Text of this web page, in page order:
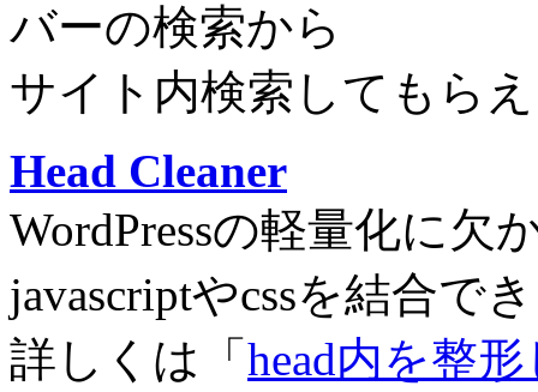
バーの検索から
サイト内検索してもら
Head Cleaner
WordPressの軽量化に欠
javascriptやcssを結合で
詳しくは「 head内を整